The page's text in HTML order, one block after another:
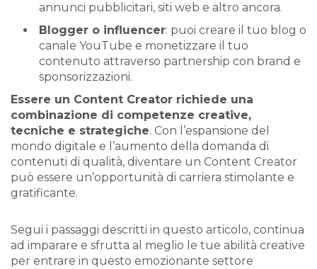
annunci pubblicitari, siti web e altro ancora.
Blogger o influencer: puoi creare il tuo blog o
canale YouTube e monetizzare il tuo
contenuto attraverso partnership con brand e
sponsorizzazioni.
Essere un Content Creator richiede una
combinazione di competenze creative,
tecniche e strategiche. Con l’espansione del
mondo digitale e l’aumento della domanda di
contenuti di qualità, diventare un Content Creator
può essere un’opportunità di carriera stimolante e
gratificante.
Segui i passaggi descritti in questo articolo, continua
ad imparare e sfrutta al meglio le tue abilità creative
per entrare in questo emozionante settore